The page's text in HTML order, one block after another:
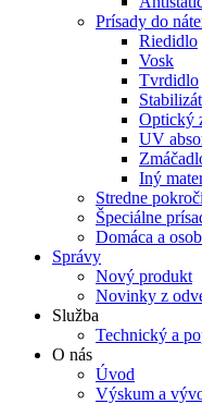
Prísady do
Riedidlo
Vosk
Tvrdidlo
Optický
UV
Iný
Stredne
Špeciálne
Domáca a
Správy
Nový produkt
Novinky z
Služba
Technický a
O nás
Úvod
Výskum a